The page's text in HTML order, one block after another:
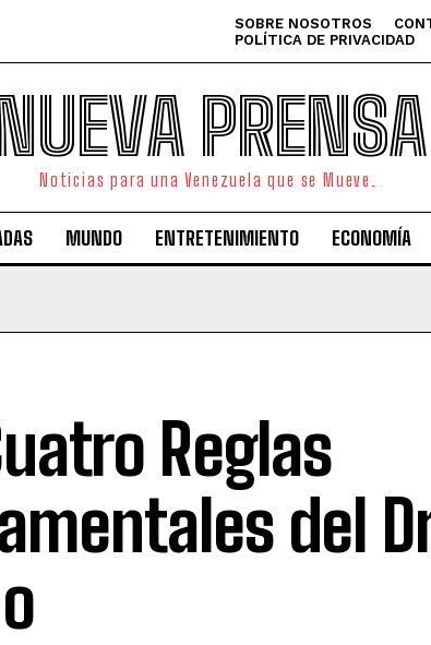
SOBRE NOSOTROS
POLÍTICA DE PRIVACIDAD
PRENSA
Noticias para una Venezuela que se Mueve.
MUNDO ENTRETENIMIENTO ECONOMÍA
Reglas
del